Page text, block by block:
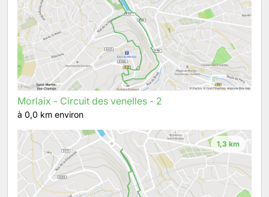
Morlaix - Circuit des venelles - 2
à 0,0 km environ
1,3 km